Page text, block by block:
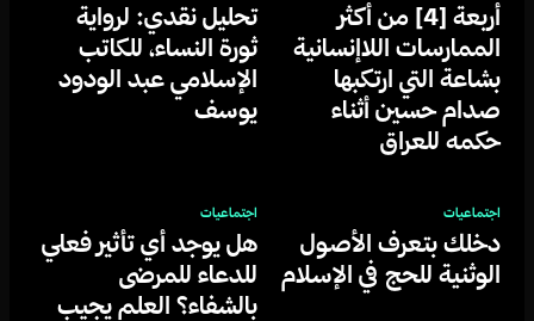
أربعة [4] من أكثر
الممارسات اللاإنسانية
بشاعة التي ارتكبها
صدام حسين أثناء
حكمه للعراق
تحليل نقدي: لرواية
ثورة النساء، للكاتب
الإسلامي عبد الودود
يوسف
اجتماعيات
دخلك بتعرف الأصول
الوثنية للحج في الإسلام
اجتماعيات
هل يوجد أي تأثير فعلي
للدعاء للمرضى
بالشفاء؟ العلم يجيب